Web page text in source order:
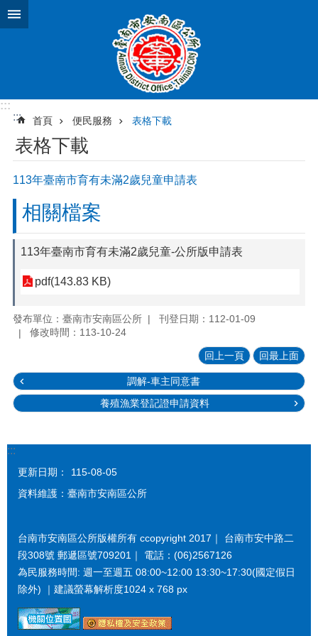
跳到主要內容區塊
:::
:::
首頁 便民服務 表格下載
表格下載
113年臺南市育有未滿2歲兒童申請表
相關檔案
113年臺南市育有未滿2歲兒童-公所版申請表
pdf(143.83 KB)
發布單位：臺南市安南區公所
刊登日期：112-01-09
修改時間：113-10-24
回上一頁 回最上面
調解-車主同意書
養殖漁業登記證申請資料
:::
更新日期：
115-08-05
資料維護：臺南市安南區公所
台南市安南區公所版權所有 ccopyright 2017｜ 台南市安中路二
段308號 郵遞區號709201｜ 電話：(06)2567126
為民服務時間: 週一至週五 08:00~12:00 13:30~17:30(國定假日
除外) ｜建議螢幕解析度1024 x 768 px